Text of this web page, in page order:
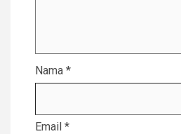
Nama *
Email *